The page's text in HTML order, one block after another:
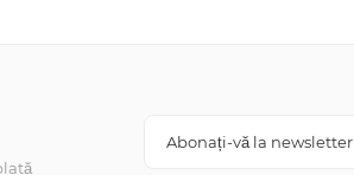
Abonați-vă la newsletter